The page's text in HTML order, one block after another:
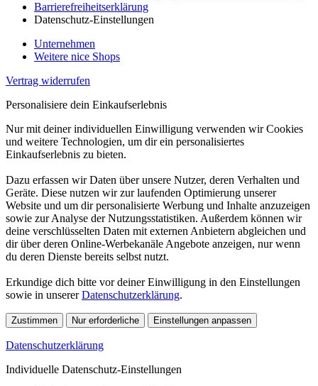
Barrierefreiheitserklärung
Datenschutz-Einstellungen
Unternehmen
Weitere nice Shops
Vertrag widerrufen
Personalisiere dein Einkaufserlebnis
Nur mit deiner individuellen Einwilligung verwenden wir Cookies
und weitere Technologien, um dir ein personalisiertes
Einkaufserlebnis zu bieten.
Dazu erfassen wir Daten über unsere Nutzer, deren Verhalten und
Geräte. Diese nutzen wir zur laufenden Optimierung unserer
Website und um dir personalisierte Werbung und Inhalte anzuzeigen
sowie zur Analyse der Nutzungsstatistiken. Außerdem können wir
deine verschlüsselten Daten mit externen Anbietern abgleichen und
dir über deren Online-Werbekanäle Angebote anzeigen, nur wenn
du deren Dienste bereits selbst nutzt.
Erkundige dich bitte vor deiner Einwilligung in den Einstellungen
sowie in unsererDatenschutzerklärung.
Zustimmen Nur erforderliche Einstellungen anpassen
Datenschutzerklärung
Individuelle Datenschutz-Einstellungen